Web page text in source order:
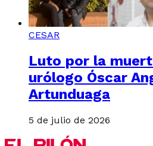
CESAR
Luto por la
urólogo Óscar
Artunduaga
5 de julio de 2026